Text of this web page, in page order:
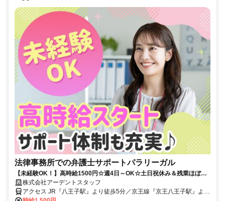
法律事務所での弁護士サポートパラリーガル
【未経験OK！】高時給1500円☆週4日～OK☆土日祝休み＆残業ほぼな
し！八王子駅近くの法律事務所♪
株式会社アーデントスタッフ
アクセス JR『八王子駅』より徒歩5分／京王線『京王八王子駅』より